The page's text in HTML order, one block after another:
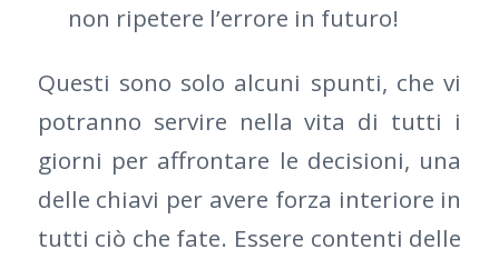
non ripetere l’errore in futuro!
Questi sono solo alcuni spunti, che vi
potranno servire nella vita di tutti i
giorni per affrontare le decisioni, una
delle chiavi per avere forza interiore in
tutti ciò che fate. Essere contenti delle